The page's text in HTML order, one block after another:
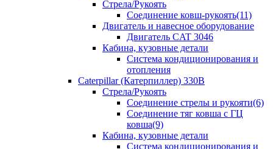
Стрела/Рукоять
Соединение ковш-рукоять(11)
Двигатель и навесное оборудование
Двигатель CAT 3046
Кабина, кузовные детали
Система кондиционирования и
отопления
Caterpillar (Катерпиллер) 330B
Стрела/Рукоять
Соединение стрелы и рукояти(6)
Соединение тяг ковша с ГЦ
ковша(9)
Кабина, кузовные детали
Система кондиционирования и